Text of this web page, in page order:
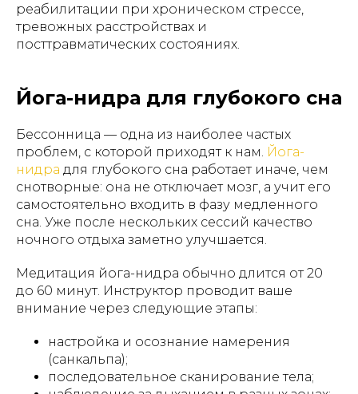
реабилитации при хроническом стрессе,
тревожных расстройствах и
посттравматических состояниях.
Йога-нидра для глубокого сна
Бессонница — одна из наиболее частых
проблем, с которой приходят к нам. Йога-
нидра для глубокого сна работает иначе, чем
снотворные: она не отключает мозг, а учит его
самостоятельно входить в фазу медленного
сна. Уже после нескольких сессий качество
ночного отдыха заметно улучшается.
Медитация йога-нидра обычно длится от 20
до 60 минут. Инструктор проводит ваше
внимание через следующие этапы:
настройка и осознание намерения
(санкальпа);
последовательное сканирование тела;